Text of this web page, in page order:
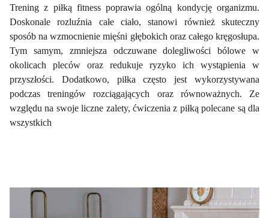
Trening z piłką fitness poprawia ogólną kondycję organizmu.
Doskonale rozluźnia całe ciało, stanowi również skuteczny
sposób na wzmocnienie mięśni głębokich oraz całego kręgosłupa.
Tym samym, zmniejsza odczuwane dolegliwości bólowe w
okolicach pleców oraz redukuje ryzyko ich wystąpienia w
przyszłości. Dodatkowo, piłka często jest wykorzystywana
podczas treningów rozciągających oraz równoważnych. Ze
względu na swoje liczne zalety, ćwiczenia z piłką polecane są dla
wszystkich